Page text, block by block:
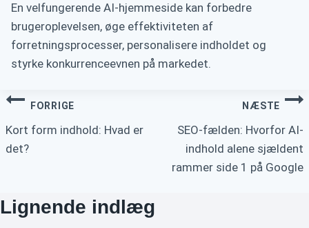
En velfungerende AI-hjemmeside kan forbedre
brugeroplevelsen, øge effektiviteten af
forretningsprocesser, personalisere indholdet og
styrke konkurrenceevnen på markedet.
Indlægsnavigation
FORRIGE
Kort form indhold: Hvad er
det?
NÆSTE
SEO-fælden: Hvorfor AI-
indhold alene sjældent
rammer side 1 på Google
Lignende indlæg